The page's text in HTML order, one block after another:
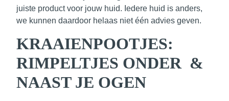
juiste product voor jouw huid. Iedere huid is anders,
we kunnen daardoor helaas niet één advies geven.
KRAAIENPOOTJES:
RIMPELTJES ONDER &
NAAST JE OGEN